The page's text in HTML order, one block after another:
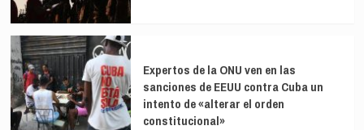
Expertos de la ONU ven en las
sanciones de EEUU contra Cuba un
intento de «alterar el orden
constitucional»